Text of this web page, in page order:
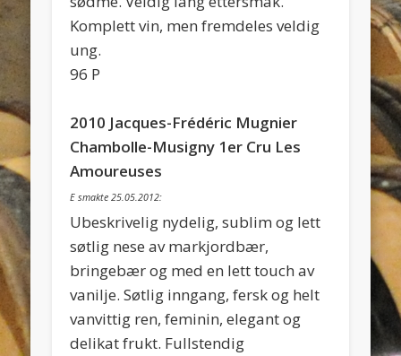
Komplett vin, men fremdeles veldig
ung.
96 P
2010 Jacques-Frédéric Mugnier
Chambolle-Musigny 1er Cru Les
Amoureuses
E smakte 25.05.2012:
Ubeskrivelig nydelig, sublim og lett
søtlig nese av markjordbær,
bringebær og med en lett touch av
vanilje. Søtlig inngang, fersk og helt
vanvittig ren, feminin, elegant og
delikat frukt. Fullstendig